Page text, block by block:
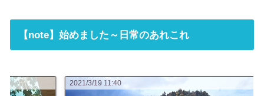
【note】始めました～日常のあれこれ
2021/3/19 11:40